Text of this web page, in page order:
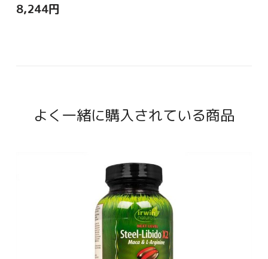
8,244円
よく一緒に購入されている商品